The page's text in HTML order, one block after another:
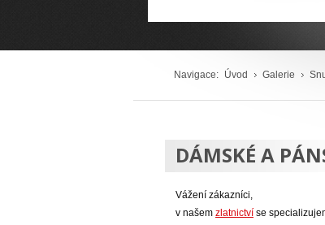
Navigace: Úvod Galerie
DÁMSKÉ A
Vážení zákazníci,
v našem zlatnictví se